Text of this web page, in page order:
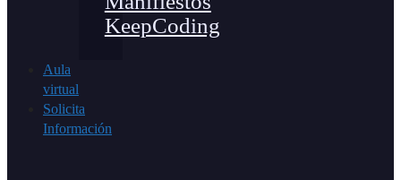
KeepCoding
Aula
virtual
Solicita
Información